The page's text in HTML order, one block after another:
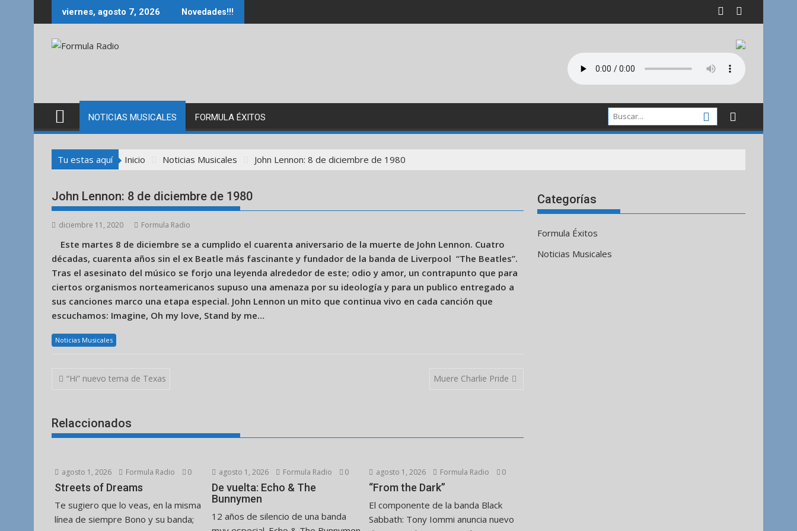
al
viernes, agosto 7, 2026 Novedades!!!
NOTICIAS MUSICALES FORMULA ÉXITOS
Tu estas aquí Inicio Noticias Musicales John Lennon: 8 de diciembre de 1980
John Lennon: 8 de diciembre de 1980
diciembre 11, 2020 Formula Radio
Este martes 8 de diciembre se a cumplido el cuarenta aniversario de la muerte de John Lennon. Cuatro
décadas, cuarenta años sin el ex Beatle más fascinante y fundador de la banda de Liverpool “The Beatles”.
Tras el asesinato del músico se forjo una leyenda alrededor de este; odio y amor, un contrapunto que para
ciertos organismos norteamericanos supuso una amenaza por su ideología y para un publico entregado a
sus canciones marco una etapa especial. John Lennon un mito que continua vivo en cada canción que
escuchamos: Imagine, Oh my love, Stand by me…
Noticias Musicales
Navegación
“Hi” nuevo tema de Texas Muere Charlie Pride
Relaccionados
agosto 1, 2026 Formula Radio 0
Streets of Dreams
Te sugiero que lo veas, en la misma
línea de siempre Bono y su banda;
agosto 1, 2026 Formula Radio 0
De vuelta: Echo & The
Bunnymen
12 años de silencio de una banda
agosto 1, 2026 Formula Radio 0
“From the Dark”
El componente de la banda Black
Sabbath: Tony Iommi anuncia nuevo
Categorías
Formula Éxitos
Noticias Musicales